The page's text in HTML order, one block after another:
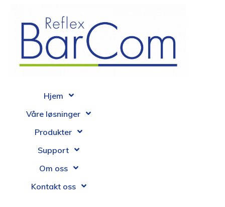
Hjem
Våre løsninger
Produkter
Support
Om oss
Kontakt oss